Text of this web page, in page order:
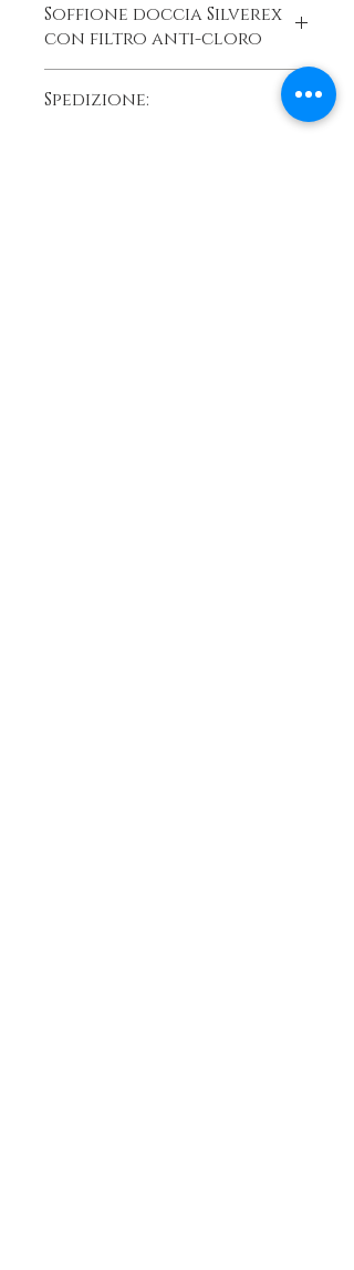
Soffione doccia Silverex
con filtro anti-cloro
cloro – Per una pelle sana e capelli
lucenti, doccetta con risparmio idrico del
Spedizione: